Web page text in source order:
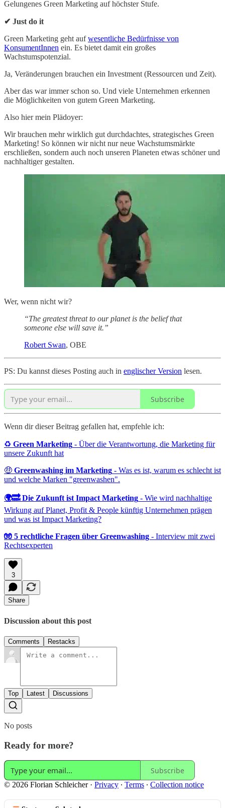
Gelungenes Green Marketing auf höchster Stufe.
✔ Just do it
Green Marketing geht aufwesentliche Bedürfnisse von
KonsumentInnen ein. Es bietet damit ein großes
Wachstumspotenzial.
Ja, Veränderungen brauchen ein Investment (Ressourcen und Zeit).
Aber das war immer schon so. Und viele Unternehmen erkennen
die Möglichkeiten von gutem Green Marketing.
Also hier mein Plädoyer:
Wir brauchen mehr wirklich gut durchdachtes, strategisches Green
Marketing! So können wir nicht nur neue Wachstumsmärkte
erschließen, sondern auch noch unseren Planeten etwas schöner und
nachhaltiger gestalten.
Wer, wenn nicht wir?
“The greatest threat to our planet is the belief that
someone else will save it.”
Robert Swan, OBE
PS: Du kannst dieses Posting auch in englischer Version lesen.
Subscribe
Wenn dir dieser Beitrag gefallen hat, empfehle ich:
♻️ Green Marketing - Über die Verantwortung, die Marketing für
unsere Zukunft hat
🤑 Greenwashing im Marketing - Was es ist, warum es schlecht ist
und welche Marken "greenwashen".
🌍🔜 Die Zukunft ist Impact Marketing - Wie wird nachhaltige
Wirkung auf Planet, Profit & People künftig Unternehmen prägen
und was ist Impact Marketing?
🧤 5 rechtliche Fragen über Greenwashing - Interview mit zwei
Rechtsexperten
3
Share
Discussion about this post
Comments Restacks
Top Latest Discussions
No posts
Ready for more?
Subscribe
© 2026 Florian Schleicher· Privacy ∙ Terms ∙ Collection notice